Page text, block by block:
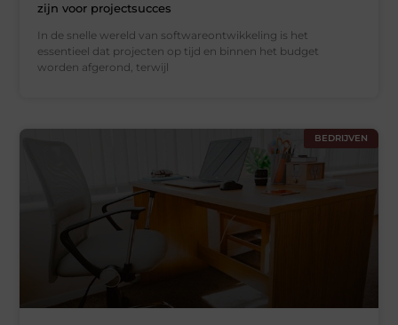
zijn voor projectsucces
In de snelle wereld van softwareontwikkeling is het
essentieel dat projecten op tijd en binnen het budget
worden afgerond, terwijl
BEDRIJVEN